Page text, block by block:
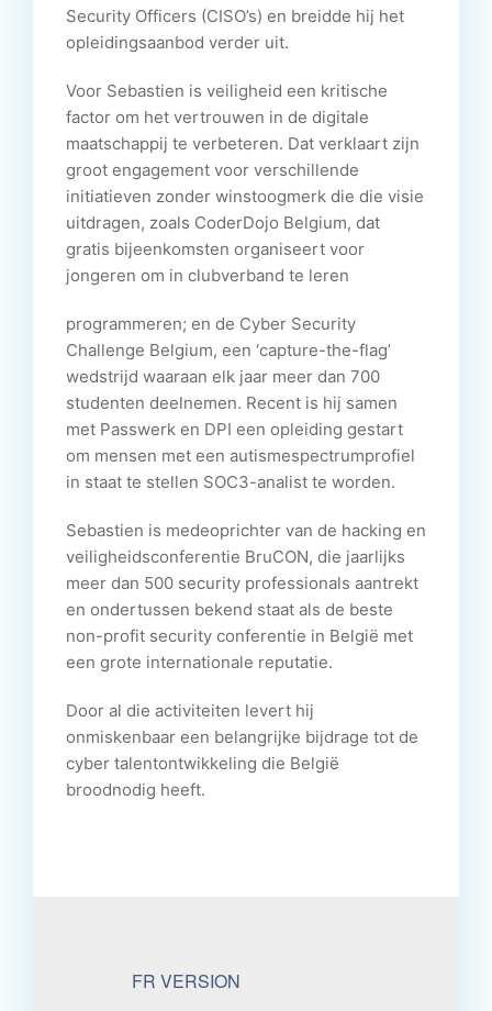
Security Officers (CISO’s) en breidde hij het
opleidingsaanbod verder uit.
Voor Sebastien is veiligheid een kritische
factor om het vertrouwen in de digitale
maatschappij te verbeteren. Dat verklaart zijn
groot engagement voor verschillende
initiatieven zonder winstoogmerk die die visie
uitdragen, zoals CoderDojo Belgium, dat
gratis bijeenkomsten organiseert voor
jongeren om in clubverband te leren
programmeren; en de Cyber Security
Challenge Belgium, een ‘capture-the-flag’
wedstrijd waaraan elk jaar meer dan 700
studenten deelnemen. Recent is hij samen
met Passwerk en DPI een opleiding gestart
om mensen met een autismespectrumprofiel
in staat te stellen SOC3-analist te worden.
Sebastien is medeoprichter van de hacking en
veiligheidsconferentie BruCON, die jaarlijks
meer dan 500 security professionals aantrekt
en ondertussen bekend staat als de beste
non-profit security conferentie in België met
een grote internationale reputatie.
Door al die activiteiten levert hij
onmiskenbaar een belangrijke bijdrage tot de
cyber talentontwikkeling die België
broodnodig heeft.
FR VERSION